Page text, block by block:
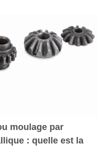
moulage par
: quelle est la